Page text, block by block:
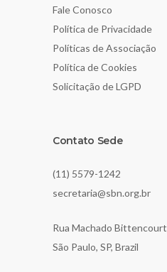
Fale Conosco
Política de Privacidade
Políticas de Associação
Política de Cookies
Solicitação de LGPD
Contato Sede
(11) 5579-1242
secretaria@sbn.org.br
Rua Machado
São Paulo, SP, Brazil